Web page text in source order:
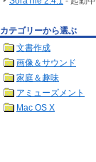
カテゴリーから選ぶ
文書作成
画像＆サウンド
家庭＆趣味
アミューズメント
Mac OS X